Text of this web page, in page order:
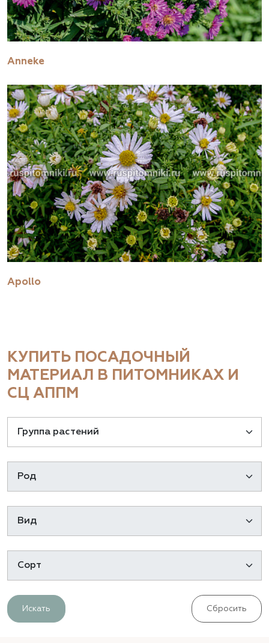
Anneke
Apollo
КУПИТЬ ПОСАДОЧНЫЙ
МАТЕРИАЛ В ПИТОМНИКАХ И
СЦ АППМ
Искать Сбросить